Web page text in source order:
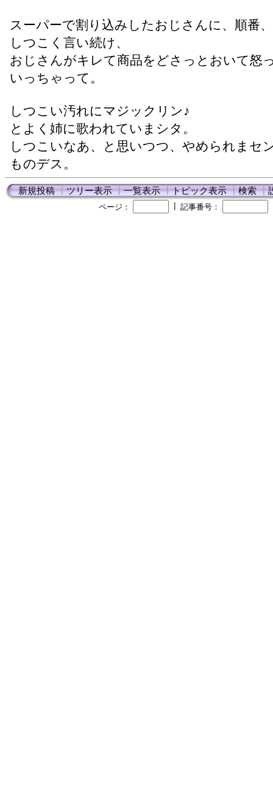
スーパーで割り込みしたおじさんに、順番
しつこく言い続け、
おじさんがキレて商品をどさっとおいて怒
いっちゃって。
しつこい汚れにマジックリン♪
とよく姉に歌われていまシタ。
しつこいなあ、と思いつつ、やめられまセ
ものデス。
新規投稿┃ツリー表示┃一覧表示┃トピック表示┃検索┃
ページ： 記事番号：